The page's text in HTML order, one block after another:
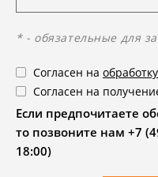
* - обязательные для
Согласен на
Согласен на
Если предпочитаете
то позвоните нам +7
18:00)